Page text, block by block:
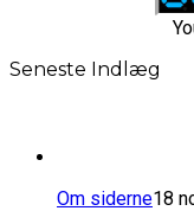
Seneste Indlæg
Om siderne18